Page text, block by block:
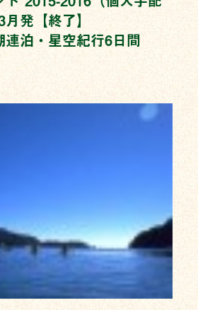
発【終了】
泊・星空紀行6日間